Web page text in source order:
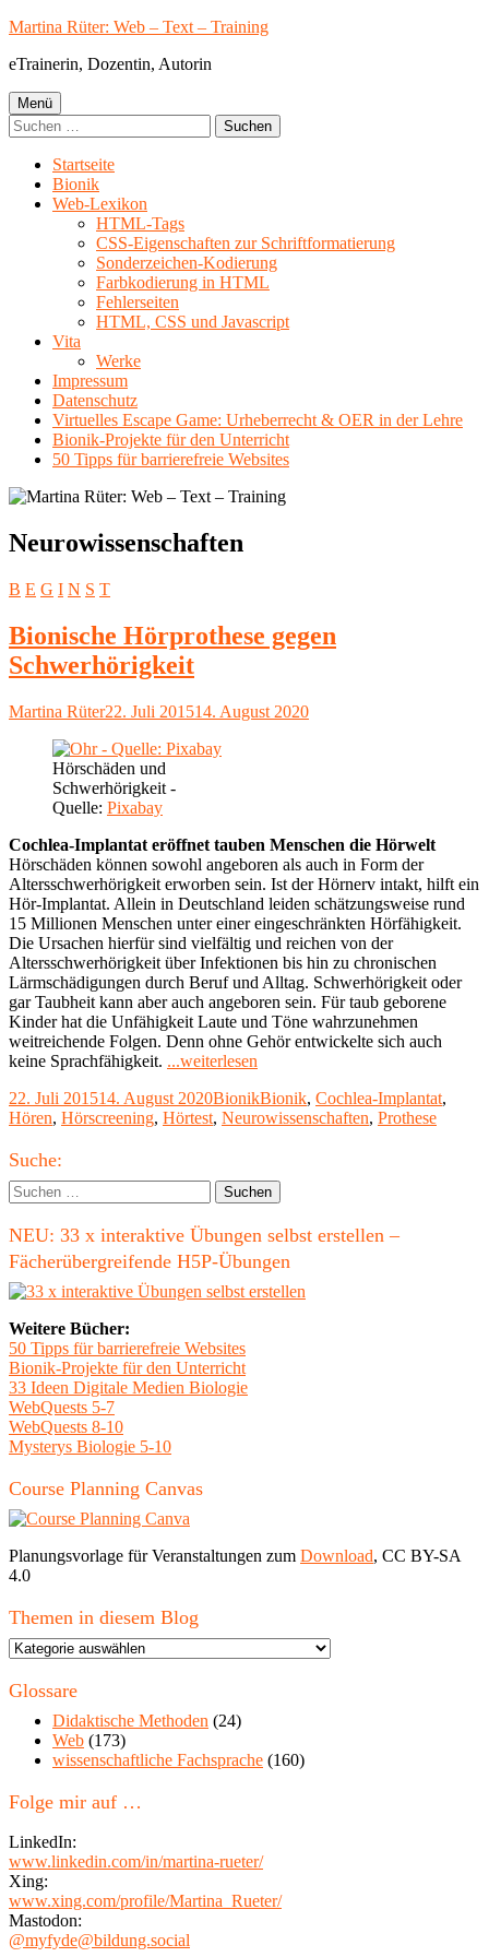
Springe
Inhalt
Martina Rüter: Web – Text – Training
eTrainerin, Dozentin, Autorin
Primäres
Menü
Menü
Suchen
nach:
Startseite
Bionik
Web-Lexikon
HTML-Tags
CSS-Eigenschaften zur Schriftformatierung
Sonderzeichen-Kodierung
Farbkodierung in HTML
Fehlerseiten
HTML, CSS und Javascript
Vita
Werke
Impressum
Datenschutz
Virtuelles Escape Game: Urheberrecht & OER in der Lehre
Bionik-Projekte für den Unterricht
50 Tipps für barrierefreie Websites
Schlagwort:
Neurowissenschaften
B E G I N S T
Bionische Hörprothese gegen
Schwerhörigkeit
Autor
Martina RüterVeröffentlicht
22. Juli 201514. August 2020
Hörschäden und
Schwerhörigkeit -
Quelle: Pixabay
Cochlea-Implantat eröffnet tauben Menschen die Hörwelt
Hörschäden können sowohl angeboren als auch in Form der
Altersschwerhörigkeit erworben sein. Ist der Hörnerv intakt, hilft ein
Hör-Implantat. Allein in Deutschland leiden schätzungsweise rund
15 Millionen Menschen unter einer eingeschränkten Hörfähigkeit.
Die Ursachen hierfür sind vielfältig und reichen von der
Altersschwerhörigkeit über Infektionen bis hin zu chronischen
Lärmschädigungen durch Beruf und Alltag. Schwerhörigkeit oder
gar Taubheit kann aber auch angeboren sein. Für taub geborene
Kinder hat die Unfähigkeit Laute und Töne wahrzunehmen
weitreichende Folgen. Denn ohne Gehör entwickelte sich auch
keine Sprachfähigkeit. ...weiterlesen
gegen
Schwerhörigkeit"
Veröffentlicht
am
22. Juli 201514. August 2020Kategorien
BionikSchlagwörter
Bionik, Cochlea-Implantat,
Hören, Hörscreening, Hörtest, Neurowissenschaften, Prothese
Haupt-
Seitenleiste
Suche:
Suchen
nach:
NEU: 33 x interaktive Übungen selbst erstellen –
Fächerübergreifende H5P-Übungen
Weitere Bücher:
50 Tipps für barrierefreie Websites
Bionik-Projekte für den Unterricht
33 Ideen Digitale Medien Biologie
WebQuests 5-7
WebQuests 8-10
Mysterys Biologie 5-10
Course Planning Canvas
Planungsvorlage für Veranstaltungen zum Download, CC BY-SA
4.0
Themen in diesem Blog
Themen
diesem
Glossare
Didaktische Methoden (24)
Web (173)
wissenschaftliche Fachsprache (160)
Folge mir auf …
LinkedIn:
www.linkedin.com/in/martina-rueter/
Xing:
www.xing.com/profile/Martina_Rueter/
Mastodon:
@myfyde@bildung.social